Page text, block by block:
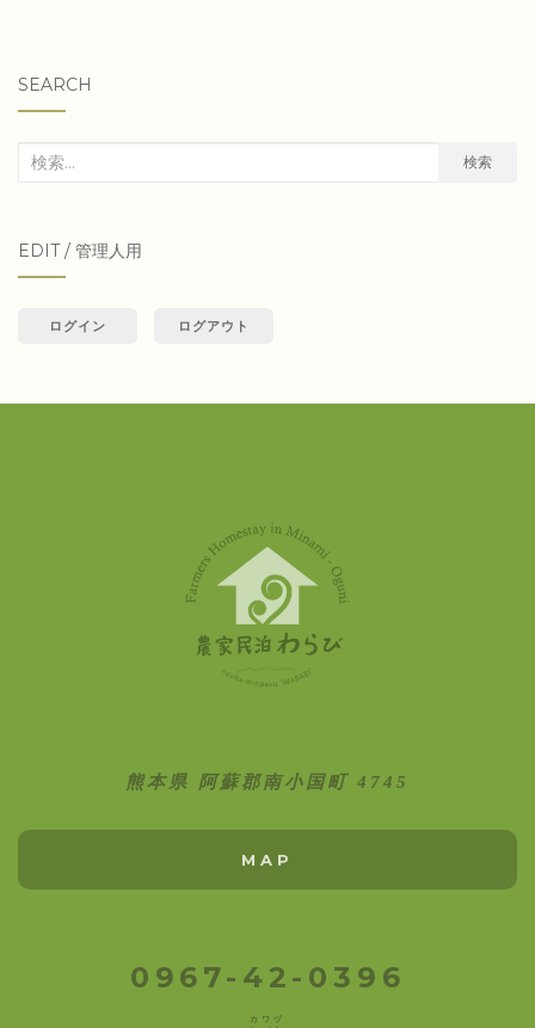
SEARCH
検
象:
検索
EDIT / 管理人用
ログイン ログアウト
熊本県 阿蘇郡南小国町 4745
MAP
0967-42-0396
カワヅ